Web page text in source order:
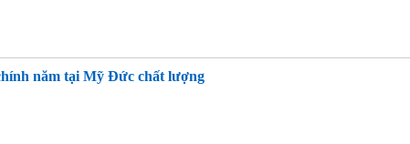
năm tại Mỹ Đức chất lượng